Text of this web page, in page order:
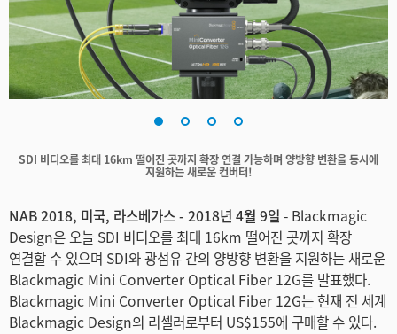
Denmark
Finland
France
Hong Kong SAR, China
India
Italy
Japan
Korea
SDI 비디오를 최대 16km 떨어진 곳까지 확장 연결 가능하며 양방향 변환을 동시에
지원하는 새로운 컨버터!
NAB 2018, 미국, 라스베가스 - 2018년 4월 9일 - Blackmagic
Design은 오늘 SDI 비디오를 최대 16km 떨어진 곳까지 확장
연결할 수 있으며 SDI와 광섬유 간의 양방향 변환을 지원하는 새로운
Blackmagic Mini Converter Optical Fiber 12G를 발표했다.
Blackmagic Mini Converter Optical Fiber 12G는 현재 전 세계
Blackmagic Design의 리셀러로부터 US$155에 구매할 수 있다.